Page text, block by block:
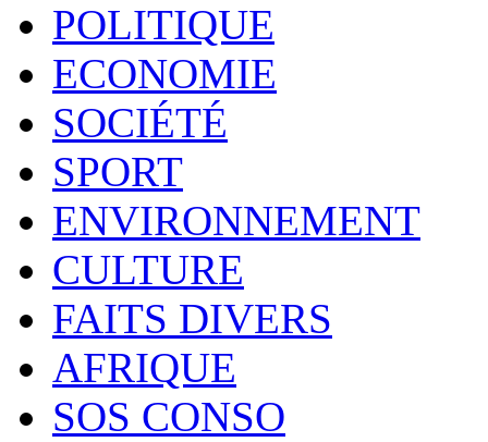
POLITIQUE
ECONOMIE
SOCIÉTÉ
SPORT
ENVIRONNEMENT
CULTURE
FAITS DIVERS
AFRIQUE
SOS CONSO